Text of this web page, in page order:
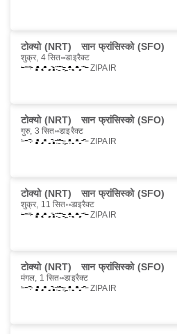
टोक्यो (NRT) सान फ्रांसिस्को (SFO)
शुक्र, 4 सित॰ डाइरैक्ट
ZIPAIR
टोक्यो (NRT) सान फ्रांसिस्को (SFO)
गुरु, 3 सित॰ डाइरैक्ट
ZIPAIR
टोक्यो (NRT) सान फ्रांसिस्को (SFO)
शुक्र, 11 सित॰ डाइरैक्ट
ZIPAIR
टोक्यो (NRT) सान फ्रांसिस्को (SFO)
मंगल, 1 सित॰ डाइरैक्ट
ZIPAIR